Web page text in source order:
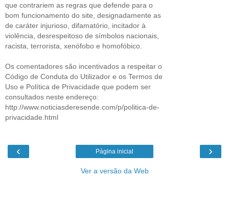
que contrariem as regras que defende para o
bom funcionamento do site, designadamente as
de caráter injurioso, difamatório, incitador à
violência, desrespeitoso de símbolos nacionais,
racista, terrorista, xenófobo e homofóbico.
Os comentadores são incentivados a respeitar o
Código de Conduta do Utilizador e os Termos de
Uso e Política de Privacidade que podem ser
consultados neste endereço:
http://www.noticiasderesende.com/p/politica-de-
privacidade.html
‹ ›
Página inicial
Ver a versão da Web